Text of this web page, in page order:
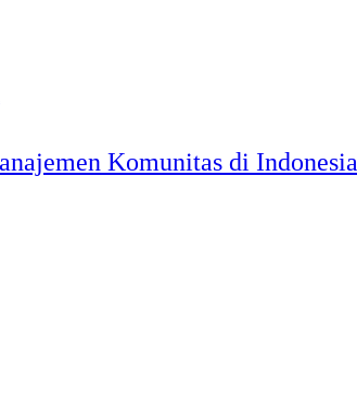
Komunitas di Indonesia